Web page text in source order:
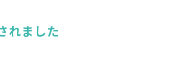
れました